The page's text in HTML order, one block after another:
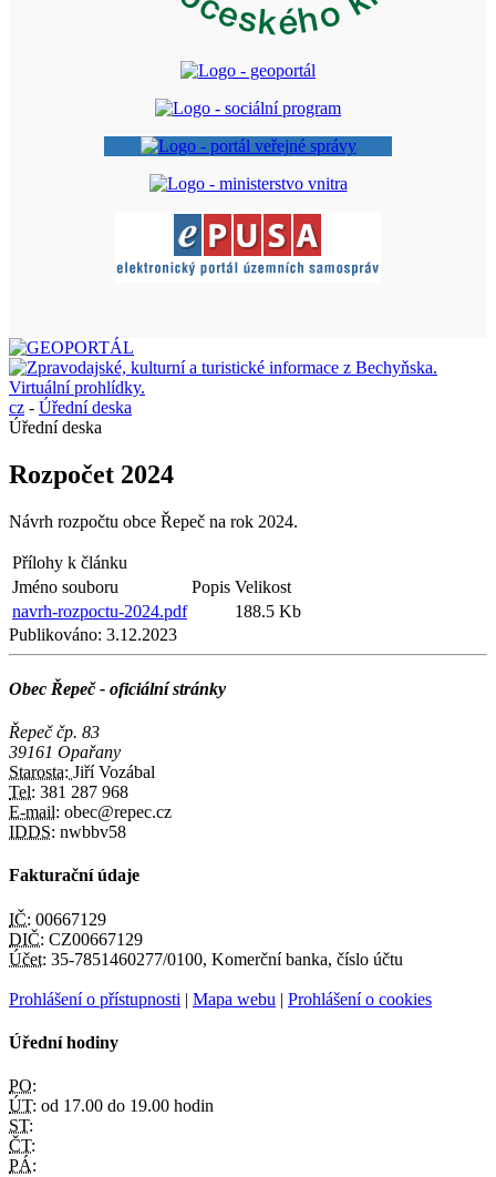
cz - Úřední deska
Úřední deska
Rozpočet 2024
Návrh rozpočtu obce Řepeč na rok 2024.
Přílohy k článku
Jméno souboru
Popis Velikost
navrh-rozpoctu-2024.pdf
188.5 Kb
Publikováno: 3.12.2023
Obec Řepeč - oficiální stránky
Řepeč čp. 83
39161 Opařany
Starosta: Jiří Vozábal
Tel: 381 287 968
E-mail: obec@repec.cz
IDDS: nwbbv58
Fakturační údaje
IČ: 00667129
DIČ: CZ00667129
Účet: 35-7851460277/0100, Komerční banka, číslo účtu
Prohlášení o přístupnosti | Mapa webu | Prohlášení o cookies
Úřední hodiny
PO:
ÚT: od 17.00 do 19.00 hodin
ST:
ČT:
PÁ: